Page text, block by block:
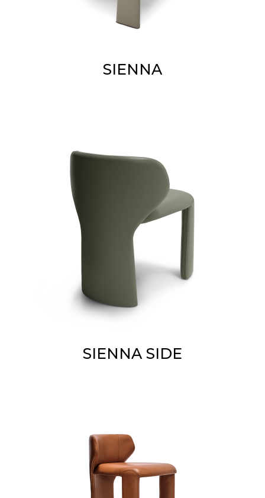
SIENNA
SIENNA SIDE